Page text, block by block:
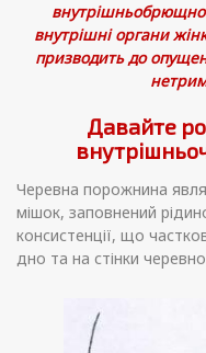
внутрішні органи
призводить до
Давайте
Черевна порожнина
мішок, заповнений
консистенції, що
дно та на стінки